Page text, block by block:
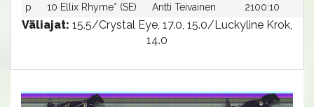
p
10 Ellix Rhyme* (SE) Antti Teivainen 2100:10
Väliajat: 15.5/Crystal Eye, 17.0, 15.0/Luckyline Krok,
14.0